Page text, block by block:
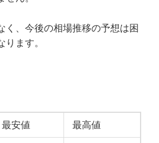
く、今後の相場推移の予想は困
ます。
最安値 最高値